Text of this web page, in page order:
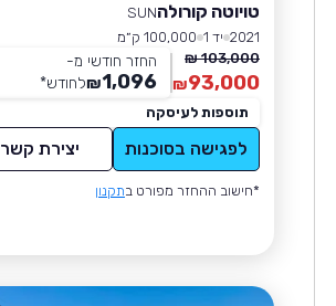
טויוטה קורולהSUN
2021 יד 1
100,000 ק״מ
103,000 ₪
93,000
₪
החזר חודשי מ-
1,096
₪לחודש*
תוספות לעיסקה
לפגישה בסוכנות יצירת קשר
*חישוב ההחזר מפורט בתקנון